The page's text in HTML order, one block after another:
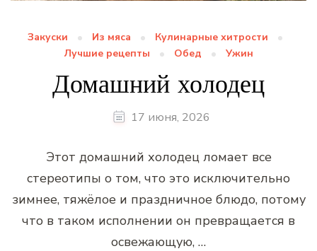
Закуски Из мяса
Кулинарные хитрости
Лучшие рецепты
Обед Ужин
Домашний холодец
17 июня, 2026
Этот домашний холодец ломает все
стереотипы о том, что это исключительно
зимнее, тяжёлое и праздничное блюдо, потому
что в таком исполнении он превращается в
освежающую, …